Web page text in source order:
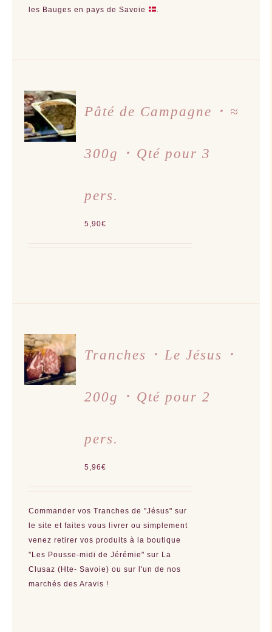
les Bauges en pays de Savoie
AJOUTER
AU
PANIER
/
DÉTAILS
Pâté de Campagne ･ ≈
300g ･ Qté pour 3
pers.
5,90€
AJOUTER
AU
PANIER
/
DÉTAILS
Tranches ･ Le Jésus ･
200g ･ Qté pour 2
pers.
5,96€
Commander vos Tranches de "Jésus" sur
le site et faites vous livrer ou simplement
venez retirer vos produits à la boutique
"Les Pousse-midi de Jérémie" sur La
Clusaz (Hte- Savoie) ou sur l'un de nos
marchés des Aravis !